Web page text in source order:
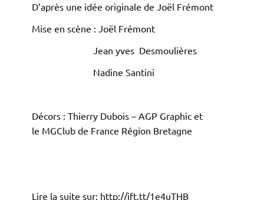
D’après une idée originale de Joël Frémont
Mise en scène : Joël Frémont
Jean yves Desmoulières
Nadine Santini
Décors : Thierry Dubois – AGP Graphic et
le MGClub de France Région Bretagne
Lire la suite sur: http://ift.tt/1e4uTHB